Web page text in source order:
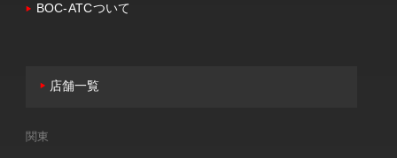
BOC-ATCついて
店舗一覧
関東